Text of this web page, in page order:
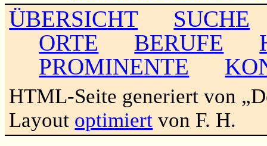
ÜBERSICHT
SUCHE
ORTE
BERUFE
PROMINENTE
HTML-Seite generiert von
Layout optimiert von F. H.